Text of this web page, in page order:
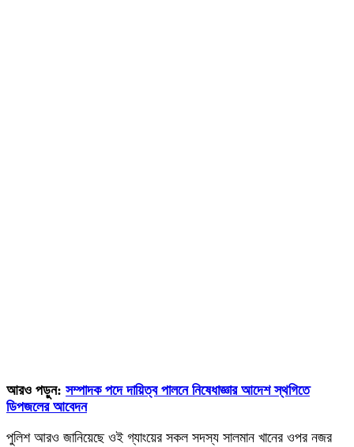
আরও পড়ুন: সম্পাদক পদে দায়িত্ব পালনে নিষেধাজ্ঞার আদেশ স্থগিতে
ডিপজলের আবেদন
পুলিশ আরও জানিয়েছে ওই গ্যাংয়ের সকল সদস্য সালমান খানের ওপর নজর